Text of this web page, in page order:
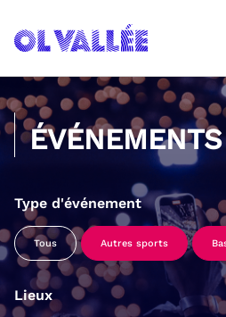
Type d'événement
Tous Autres sports
Lieux